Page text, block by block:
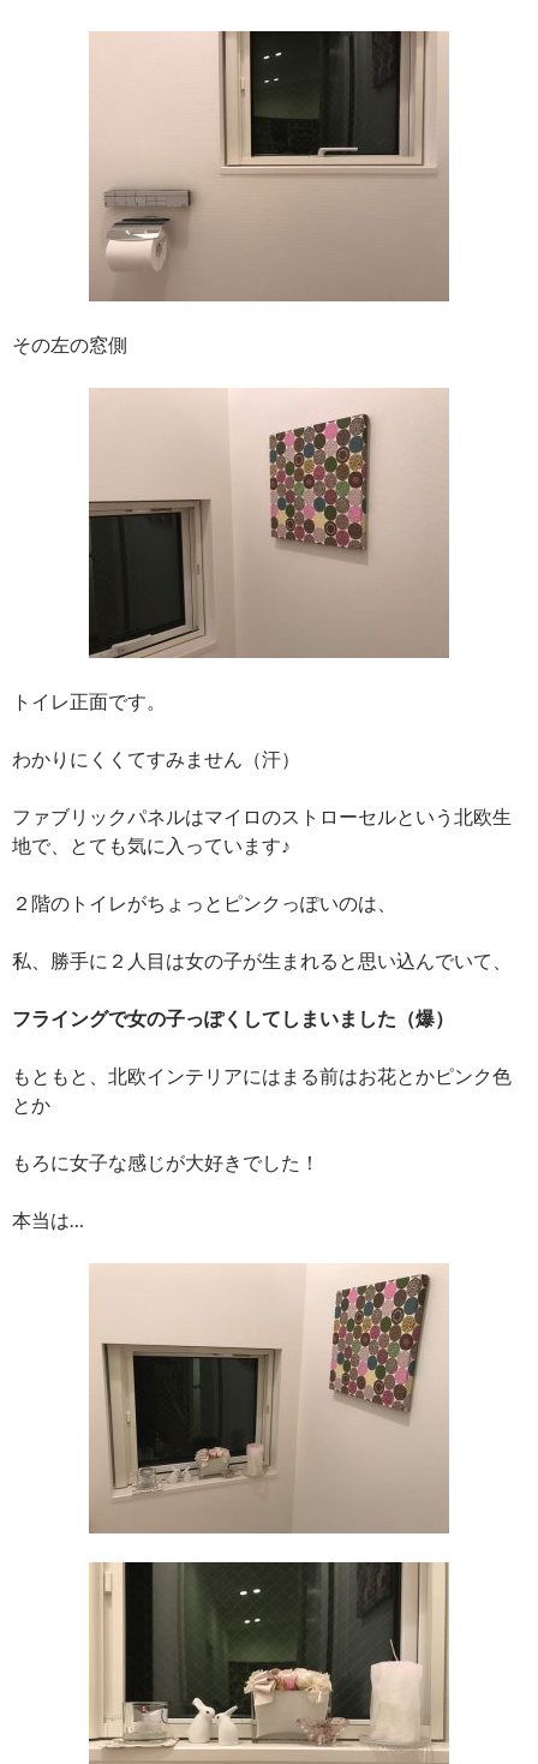
その左の窓側
トイレ正面です。
わかりにくくてすみません（汗）
ファブリックパネルはマイロのストローセルという北欧生
地で、とても気に入っています♪
２階のトイレがちょっとピンクっぽいのは、
私、勝手に２人目は女の子が生まれると思い込んでいて、
フライングで女の子っぽくしてしまいました（爆）
もともと、北欧インテリアにはまる前はお花とかピンク色
とか
もろに女子な感じが大好きでした！
本当は…